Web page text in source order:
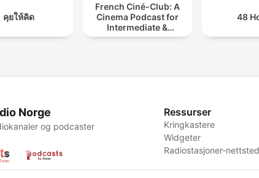
คุยให้คิด
French Ciné-Club: A
Cinema Podcast for
Intermediate &
Advanced French
48
Norge
og podcaster
Ressurser
Kringkastere
Widgeter
Radiostasjoner-